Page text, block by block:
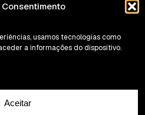
usamos tecnologias como
a informações do dispositivo.
Aceitar
de Privacidade e Cookies